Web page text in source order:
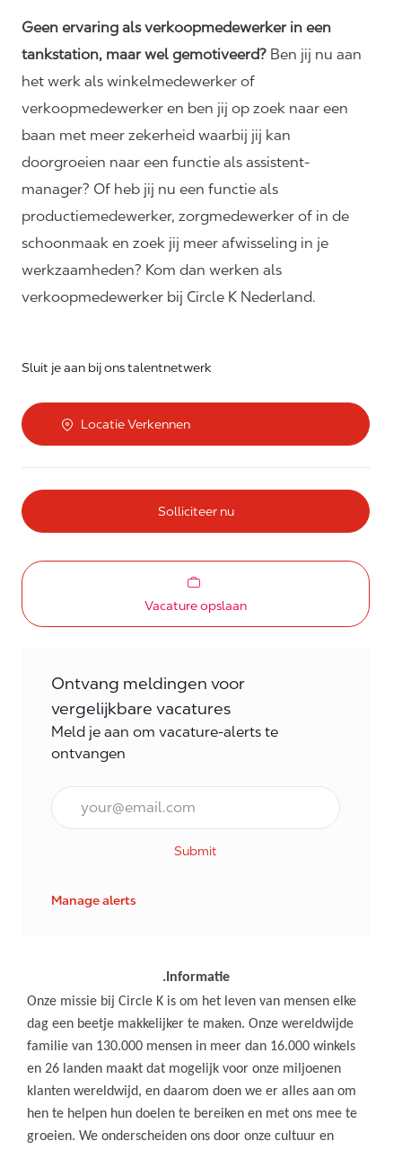
Geen ervaring als verkoopmedewerker in een
tankstation, maar wel gemotiveerd? Ben jij nu aan
het werk als winkelmedewerker of
verkoopmedewerker en ben jij op zoek naar een
baan met meer zekerheid waarbij jij kan
doorgroeien naar een functie als assistent-
manager? Of heb jij nu een functie als
productiemedewerker, zorgmedewerker of in de
schoonmaak en zoek jij meer afwisseling in je
werkzaamheden? Kom dan werken als
verkoopmedewerker bij Circle K Nederland.
Sluit je aan bij ons talentnetwerk
Locatie Verkennen
Solliciteer nu
Vacature opslaan
Ontvang meldingen voor
vergelijkbare vacatures
Meld je aan om vacature-alerts te
ontvangen
E-mail Frequentie
Submit
Manage alerts
.Informatie
Onze missie bij Circle K is om het leven van mensen elke
dag een beetje makkelijker te maken. Onze wereldwijde
familie van 130.000 mensen in meer dan 16.000 winkels
en 26 landen maakt dat mogelijk voor onze miljoenen
klanten wereldwijd, en daarom doen we er alles aan om
hen te helpen hun doelen te bereiken en met ons mee te
groeien. We onderscheiden ons door onze cultuur en